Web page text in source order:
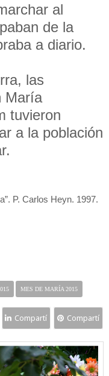
al
de la
a diario.
las
María
tuvieron
a la población
P. Carlos Heyn. 1997.
MES DE MARÍA 2015
Compartí Compartí